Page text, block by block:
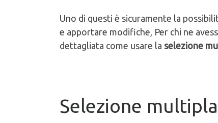
Uno di questi è sicuramente la
e apportare modifiche, Per chi ne
dettagliata come usare la selezione
Selezione